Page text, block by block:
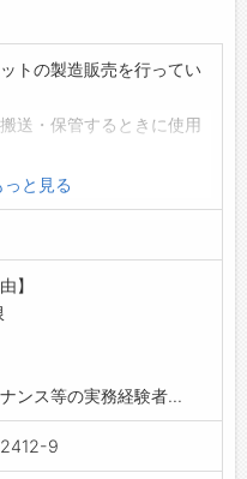
トの製造販売を行ってい
送・保管するときに使用
検、修理
や発じぷ注業務
ます(8時30分～17時が定
も行っていますので、電
見学へお越しくださ
っと見る
】
ンス等の実務経験者...
9